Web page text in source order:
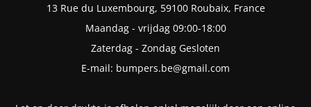
13 Rue du Luxembourg, 59100 Roubaix, France
Maandag - vrijdag 09:00-18:00
Zaterdag - Zondag Gesloten
E-mail: bumpers.be@gmail.com